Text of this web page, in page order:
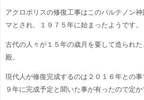
アクロポリスの修復工事はこのパルテノン
マとされ、１９７５年に始まったようです。
古代の人々が１５年の歳月を要して造られ
殿。
現代人が修復完成するのは２０１６年との
９年に完成予定と聞いた事が有ったので定か